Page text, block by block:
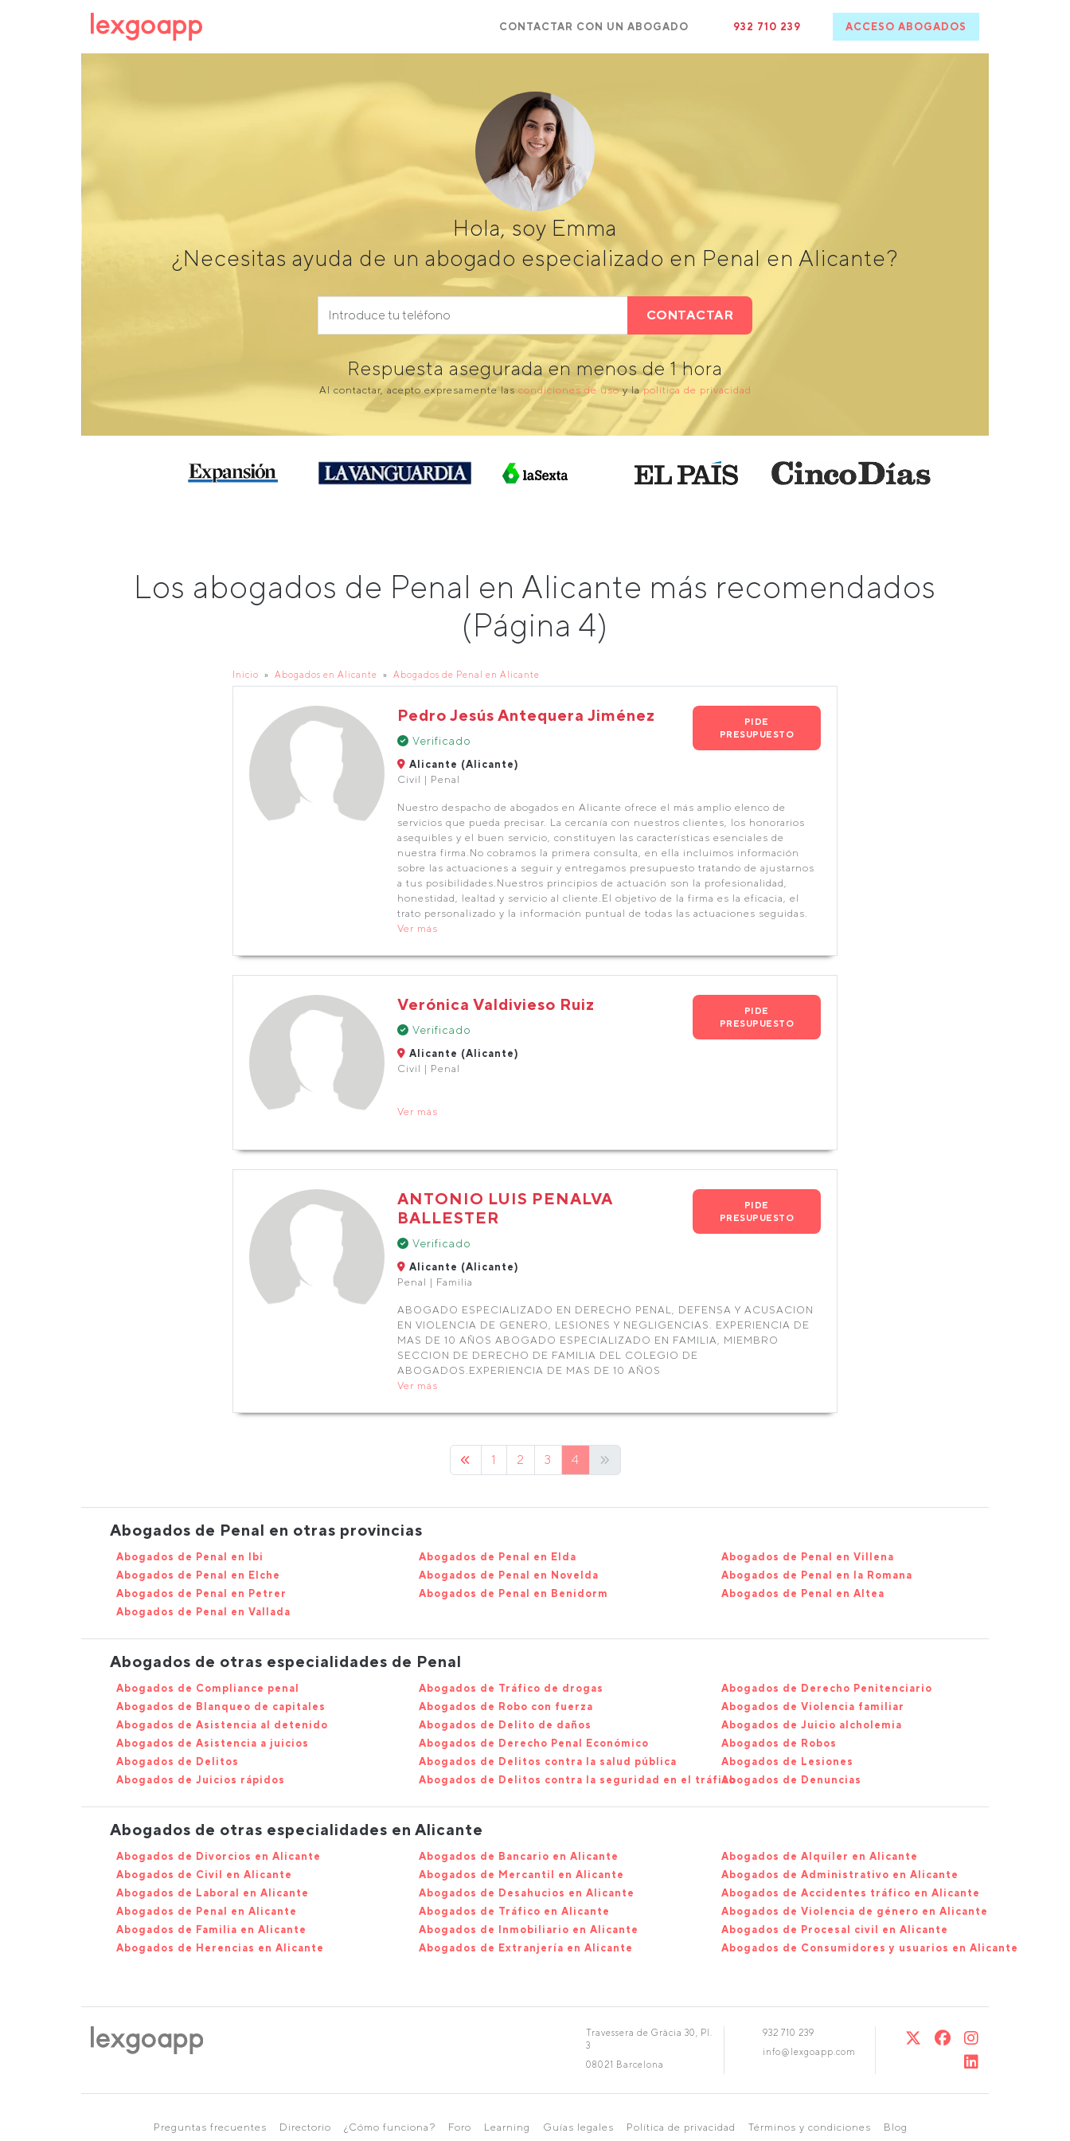
CONTACTAR CON UN ABOGADO 932 710 239 ACCESO ABOGADOS
Hola, soy Emma
¿Necesitas ayuda de un abogado especializado en Penal en Alicante?
CONTACTAR
Respuesta asegurada en menos de 1 hora
Al contactar, acepto expresamente las condiciones de usoy lapolítica de privacidad
Los abogados de Penal en Alicante más recomendados
(Página 4)
Inicio Abogados en Alicante Abogados de Penal en Alicante
Pedro Jesús Antequera Jiménez
Verificado
Alicante (Alicante)
Civil | Penal
PIDE
PRESUPUESTO
Nuestro despacho de abogados en Alicante ofrece el más amplio elenco de
servicios que pueda precisar. La cercanía con nuestros clientes, los honorarios
asequibles y el buen servicio, constituyen las características esenciales de
nuestra firma.No cobramos la primera consulta, en ella incluimos información
sobre las actuaciones a seguir y entregamos presupuesto tratando de ajustarnos
a tus posibilidades.Nuestros principios de actuación son la profesionalidad,
honestidad, lealtad y servicio al cliente.El objetivo de la firma es la eficacia, el
trato personalizado y la información puntual de todas las actuaciones seguidas.
Ver más
Verónica Valdivieso Ruiz
Verificado
Alicante (Alicante)
Civil | Penal
PIDE
PRESUPUESTO
Ver más
ANTONIO LUIS PENALVA
BALLESTER
Verificado
Alicante (Alicante)
Penal | Familia
PIDE
PRESUPUESTO
ABOGADO ESPECIALIZADO EN DERECHO PENAL, DEFENSA Y ACUSACION
EN VIOLENCIA DE GENERO, LESIONES Y NEGLIGENCIAS. EXPERIENCIA DE
MAS DE 10 AÑOS ABOGADO ESPECIALIZADO EN FAMILIA, MIEMBRO
SECCION DE DERECHO DE FAMILIA DEL COLEGIO DE
ABOGADOS.EXPERIENCIA DE MAS DE 10 AÑOS
Ver más
1 2 3 4
Abogados de Penal en otras provincias
Abogados de Penal en Ibi
Abogados de Penal en Elche
Abogados de Penal en Petrer
Abogados de Penal en Elda
Abogados de Penal en Novelda
Abogados de Penal en Benidorm
Abogados de Penal en Villena
Abogados de Penal en la Romana
Abogados de Penal en Altea
Abogados de Penal en Vallada
Abogados de otras especialidades de Penal
Abogados de Compliance penal
Abogados de Blanqueo de capitales
Abogados de Asistencia al detenido
Abogados de Asistencia a juicios
Abogados de Delitos
Abogados de Juicios rápidos
Abogados de Tráfico de drogas
Abogados de Robo con fuerza
Abogados de Delito de daños
Abogados de Derecho Penal Económico
Abogados de Delitos contra la salud pública
Abogados de Delitos contra la seguridad en el tráfico
Abogados de Derecho Penitenciario
Abogados de Violencia familiar
Abogados de Juicio alcholemia
Abogados de Robos
Abogados de Lesiones
Abogados de Denuncias
Abogados de otras especialidades en Alicante
Abogados de Divorcios en Alicante
Abogados de Civil en Alicante
Abogados de Laboral en Alicante
Abogados de Penal en Alicante
Abogados de Familia en Alicante
Abogados de Herencias en Alicante
Abogados de Bancario en Alicante
Abogados de Mercantil en Alicante
Abogados de Desahucios en Alicante
Abogados de Tráfico en Alicante
Abogados de Inmobiliario en Alicante
Abogados de Extranjería en Alicante
Abogados de Alquiler en Alicante
Abogados de Administrativo en Alicante
Abogados de Accidentes tráfico en Alicante
Abogados de Violencia de género en Alicante
Abogados de Procesal civil en Alicante
Abogados de Consumidores y usuarios en Alicante
Travessera de Gràcia 30, Pl.
3
08021 Barcelona
932 710 239
info@lexgoapp.com
Preguntas frecuentes Directorio ¿Cómo funciona? Foro Learning Guías legales Política de privacidad Términos y condiciones Blog